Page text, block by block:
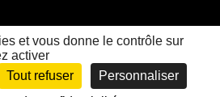
et vous donne le contrôle sur
activer
Tout refuser
Personnaliser